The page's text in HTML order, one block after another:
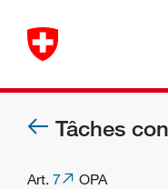
Tâches
Art. 7
OPA